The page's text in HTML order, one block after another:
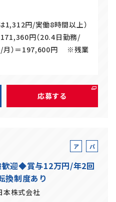
1,312円/実働8時間以上）
171,360円（20.4日勤務/
月）＝197,600円 ※残業
応募する
ア
バ
パ
ト
迎◆賞与12万円/年2回
制度あり
本株式会社